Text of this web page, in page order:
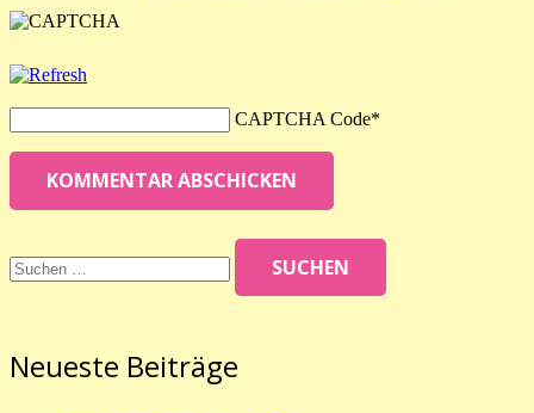
CAPTCHA Code*
KOMMENTAR ABSCHICKEN
nach:
Neueste Beiträge